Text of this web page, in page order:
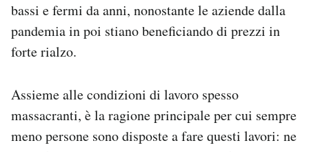
bassi e fermi da anni, nonostante le aziende dalla
pandemia in poi stiano beneficiando di prezzi in
forte rialzo.
Assieme alle condizioni di lavoro spesso
massacranti, è la ragione principale per cui sempre
meno persone sono disposte a fare questi lavori: ne